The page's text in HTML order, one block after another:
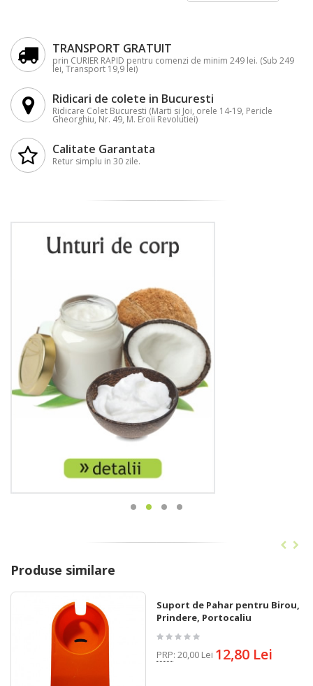
TRANSPORT GRATUIT
prin CURIER RAPID pentru comenzi de minim 249 lei. (Sub 249
lei, Transport 19,9 lei)
Ridicari de colete in Bucuresti
Ridicare Colet Bucuresti (Marti si Joi, orele 14-19, Pericle
Gheorghiu, Nr. 49, M. Eroii Revolutiei)
Calitate Garantata
Retur simplu in 30 zile.
Produse similare
Suport de Pahar pentru Birou, cu
Prindere, Portocaliu
PRP: 20,00 Lei 12,80 Lei